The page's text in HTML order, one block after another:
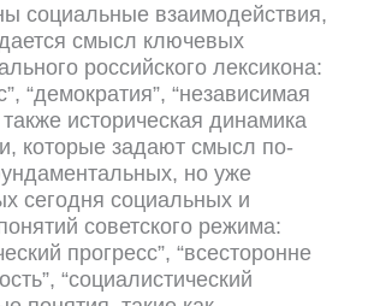
социальные взаимодействия,
смысл ключевых
российского лексикона:
“демократия”, “независимая
также историческая динамика
которые задают смысл по-
но уже
сегодня социальных и
советского режима:
прогресс”, “всесторонне
“социалистический